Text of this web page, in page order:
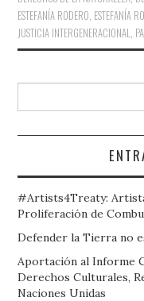
ESTEFANÍA RODERO ESTEFANÍA
JUSTICIA INTERGENERACIONAL
#Artists4Treaty:
Proliferación de
Defender la Tierra no
Aportación al Informe
Derechos Culturales,
Naciones Unidas